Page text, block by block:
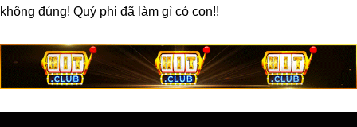
không đúng! Quý phi đã làm gì có con!!